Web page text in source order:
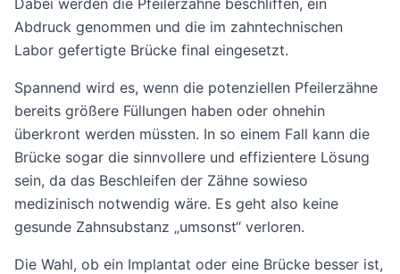
Dabei werden die Pfeilerzähne beschliffen, ein
Abdruck genommen und die im zahntechnischen
Labor gefertigte Brücke final eingesetzt.
Spannend wird es, wenn die potenziellen Pfeilerzähne
bereits größere Füllungen haben oder ohnehin
überkront werden müssten. In so einem Fall kann die
Brücke sogar die sinnvollere und effizientere Lösung
sein, da das Beschleifen der Zähne sowieso
medizinisch notwendig wäre. Es geht also keine
gesunde Zahnsubstanz „umsonst“ verloren.
Die Wahl, ob ein Implantat oder eine Brücke besser ist,